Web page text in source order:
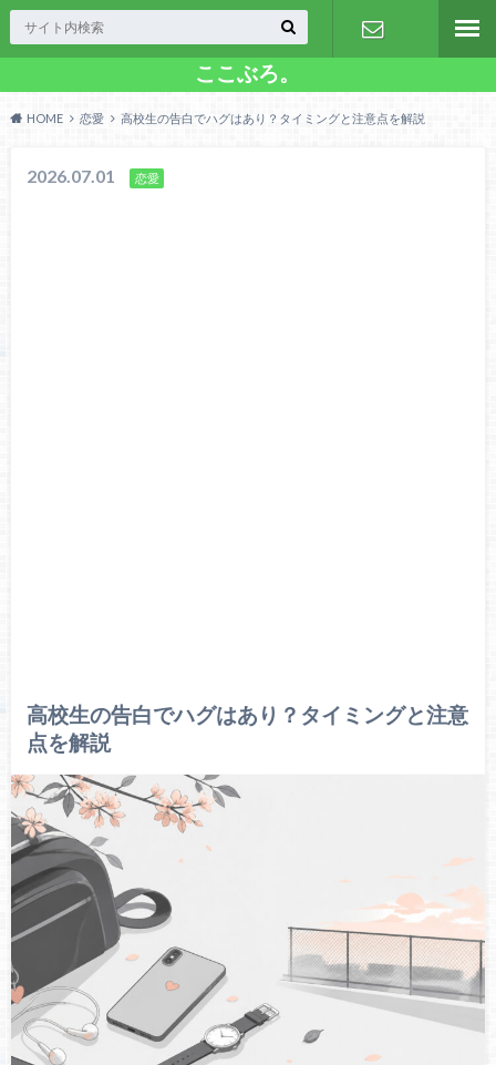
ここぶろ。
HOME 恋愛 高校生の告白でハグはあり？タイミングと注意点を解説
2026.07.01 恋愛
高校生の告白でハグはあり？タイミングと注意
点を解説